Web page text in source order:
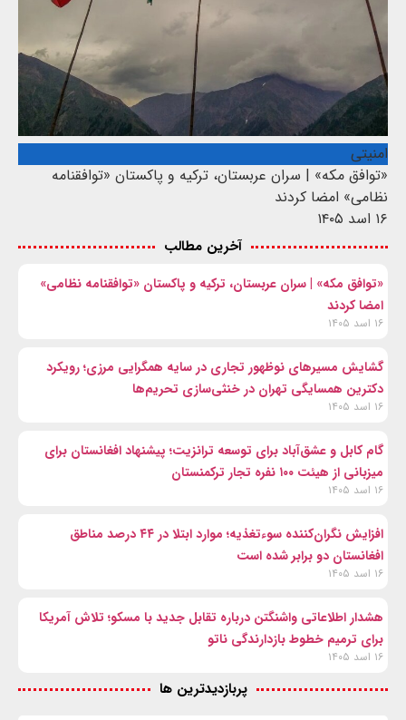
امنیتی
«توافق مکه» | سران عربستان، ترکیه و پاکستان «توافقنامه
نظامی» امضا کردند
۱۶ اسد ۱۴۰۵
آخرین مطالب
«توافق مکه» | سران عربستان، ترکیه و پاکستان «توافقنامه نظامی»
امضا کردند
۱۶ اسد ۱۴۰۵
گشایش مسیرهای نوظهور تجاری در سایه همگرایی مرزی؛ رویکرد
دکترین همسایگی تهران در خنثی‌سازی تحریم‌ها
۱۶ اسد ۱۴۰۵
گام کابل و عشق‌آباد برای توسعه ترانزیت؛ پیشنهاد افغانستان برای
میزبانی از هیئت ۱۰۰ نفره تجار ترکمنستان
۱۶ اسد ۱۴۰۵
افزایش نگران‌کننده سوءتغذیه؛ موارد ابتلا در ۴۴ درصد مناطق
افغانستان دو برابر شده است
۱۶ اسد ۱۴۰۵
هشدار اطلاعاتی واشنگتن درباره تقابل جدید با مسکو؛ تلاش آمریکا
برای ترمیم خطوط بازدارندگی ناتو
۱۶ اسد ۱۴۰۵
پربازدیدترین ها